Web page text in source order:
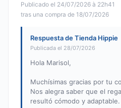
Publicado el 24/07/2026 à 22h41
tras una compra de 18/07/2026
Respuesta de Tienda Hippie
Publicada el 28/07/2026
Hola Marisol,
Muchísimas gracias por tu
Nos alegra saber que el
resultó cómodo y adaptable.